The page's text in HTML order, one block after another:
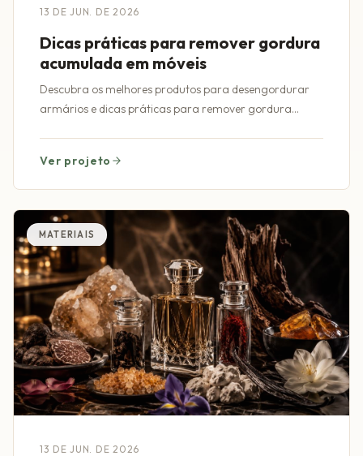
13 DE JUN. DE 2026
Dicas práticas para remover gordura
acumulada em móveis
Descubra os melhores produtos para desengordurar
armários e dicas práticas para remover gordura
Ver projeto
MATERIAIS
13 DE JUN. DE 2026